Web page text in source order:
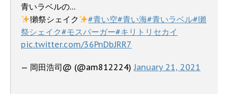
青いラベルの…
獺祭シェイク
#青い空#青い海#青いラベル#獺
祭シェイク#モスバーガー#キリトリセカイ
pic.twitter.com/36PnDbJRR7
— 岡田浩司@ (@am812224)January 21, 2021